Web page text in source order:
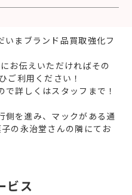
いまブランド品買取強化フ
お伝えいただければその
ご利用ください！
詳しくはスタッフまで！
側を進み、マックがある通
の永治堂さんの隣にてお
ビス